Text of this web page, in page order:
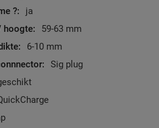
ja
59-63 mm
6-10 mm
Sig plug